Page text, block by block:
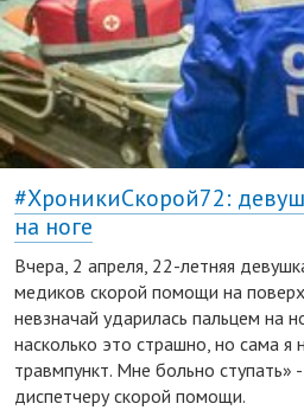
#ХроникиСкорой72:
на ноге
Вчера, 2 апреля, 22-летняя
медиков скорой помощи на
невзначай ударилась пальцем на
насколько это страшно, но сама я
травмпункт. Мне больно ступать»
диспетчеру скорой помощи.